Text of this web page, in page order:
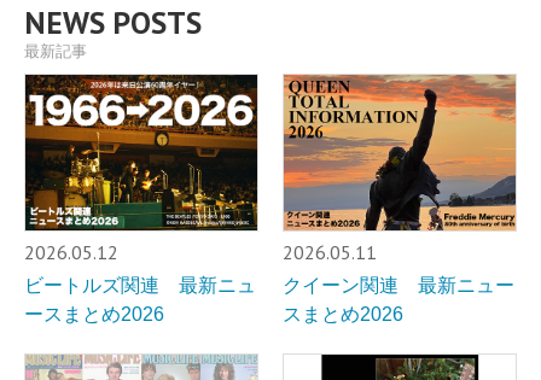
NEWS POSTS
最新記事
2026.05.12
ビートルズ関連 最新ニュ
ースまとめ2026
2026.05.11
クイーン関連 最新ニュー
スまとめ2026